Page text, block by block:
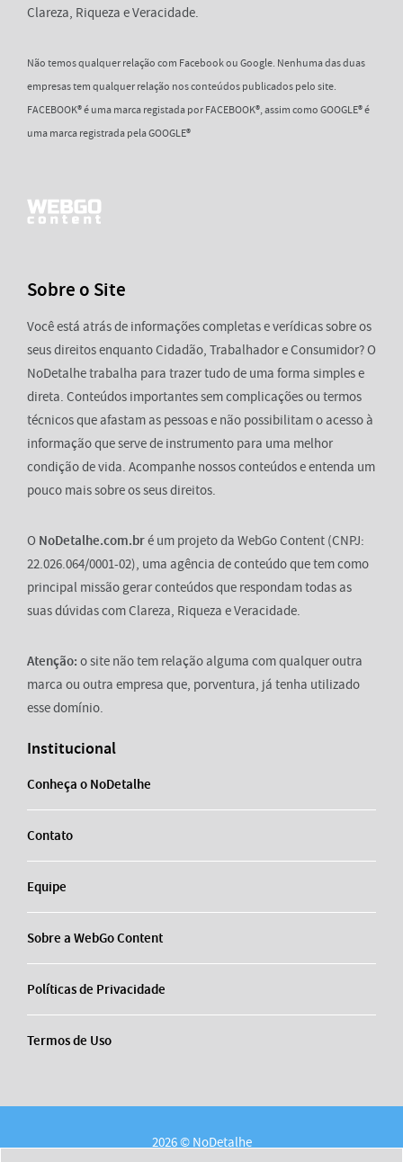
Clareza, Riqueza e Veracidade.
Não temos qualquer relação com Facebook ou Google. Nenhuma das duas
empresas tem qualquer relação nos conteúdos publicados pelo site.
FACEBOOK® é uma marca registada por FACEBOOK®, assim como GOOGLE® é
uma marca registrada pela GOOGLE®
Sobre o Site
Você está atrás de informações completas e verídicas sobre os
seus direitos enquanto Cidadão, Trabalhador e Consumidor? O
NoDetalhe trabalha para trazer tudo de uma forma simples e
direta. Conteúdos importantes sem complicações ou termos
técnicos que afastam as pessoas e não possibilitam o acesso à
informação que serve de instrumento para uma melhor
condição de vida. Acompanhe nossos conteúdos e entenda um
pouco mais sobre os seus direitos.
O NoDetalhe.com.bré um projeto da WebGo Content (CNPJ:
22.026.064/0001-02), uma agência de conteúdo que tem como
principal missão gerar conteúdos que respondam todas as
suas dúvidas com Clareza, Riqueza e Veracidade.
Atenção: o site não tem relação alguma com qualquer outra
marca ou outra empresa que, porventura, já tenha utilizado
esse domínio.
Institucional
Conheça o NoDetalhe
Contato
Equipe
Sobre a WebGo Content
Políticas de Privacidade
Termos de Uso
2026 © NoDetalhe